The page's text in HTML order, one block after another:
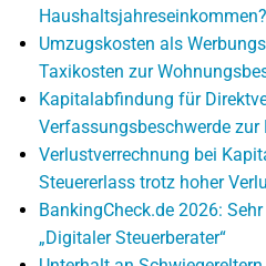
Haushaltsjahreseinkommen?
Umzugskosten als
Taxikosten zur
Kapitalabfindung für
Verfassungsbeschwerde
Verlustverrechnung bei
Steuererlass trotz hoher
BankingCheck.de 2026:
„Digitaler Steuerberater“